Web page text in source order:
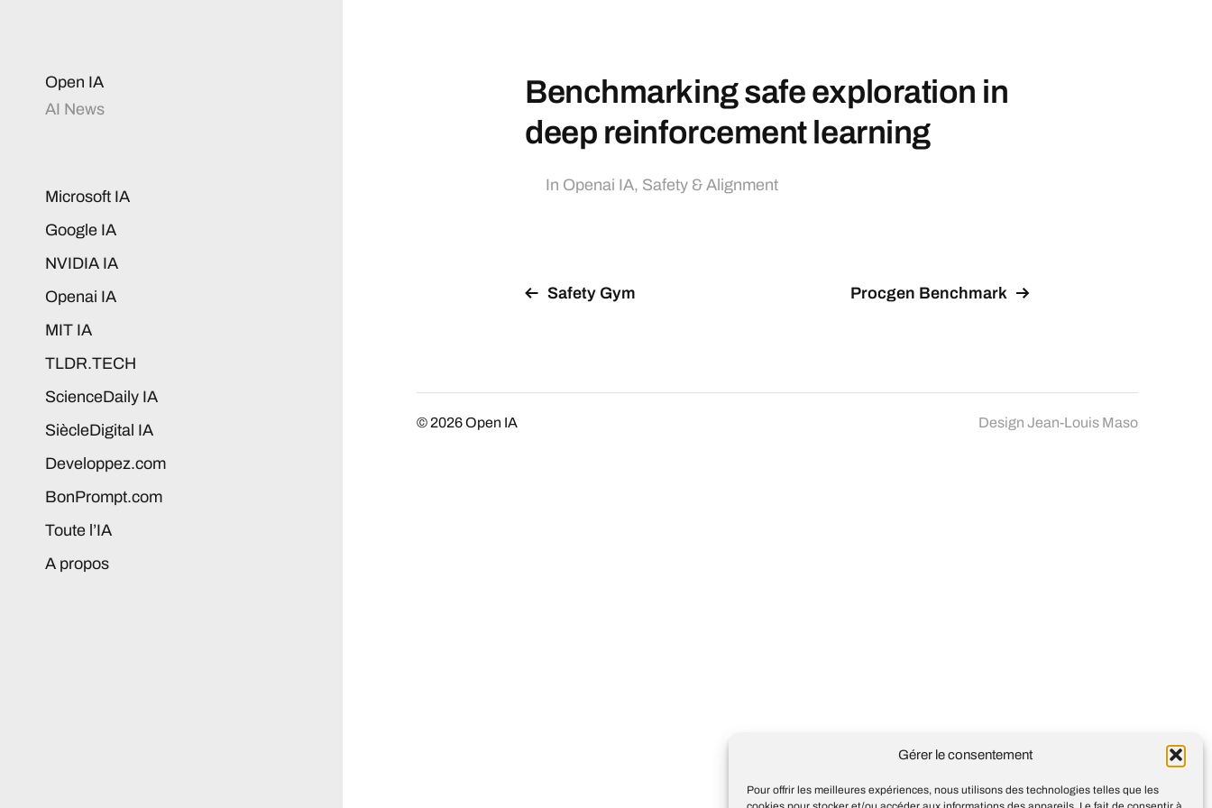
Gérer le consentement
Pour offrir les meilleures expériences, nous utilisons des technologies telles que les
Open IA
AI News
Microsoft IA
Google IA
NVIDIA IA
Openai IA
MIT IA
TLDR.TECH
ScienceDaily IA
SiècleDigital IA
Developpez.com
BonPrompt.com
Toute l’IA
A propos
Benchmarking safe exploration in
deep reinforcement learning
In Openai IA, Safety & Alignment
Safety Gym Procgen Benchmark
© 2026Open IA Design Jean-Louis Maso